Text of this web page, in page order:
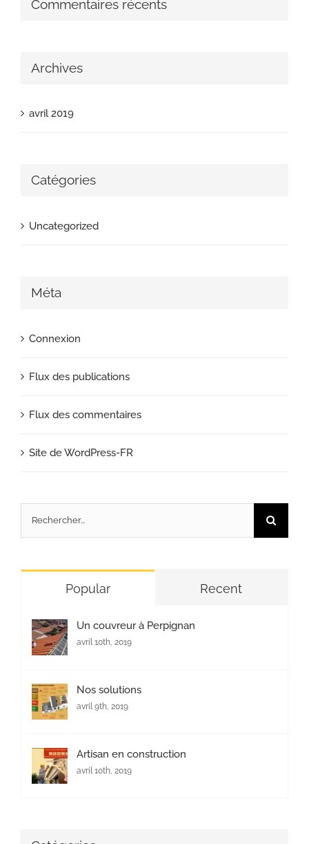
Commentaires récents
Archives
avril 2019
Catégories
Uncategorized
Méta
Connexion
Flux des publications
Flux des commentaires
Site de WordPress-FR
Rechercher:
Popular Recent
Un couvreur à Perpignan
avril 10th, 2019
Nos solutions
avril 9th, 2019
Artisan en construction
avril 10th, 2019